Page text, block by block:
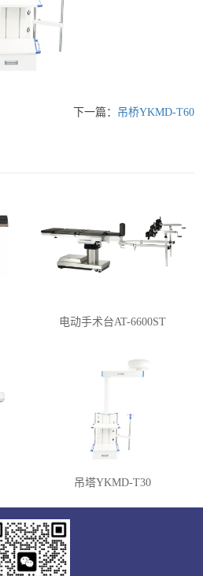
下一篇： 吊桥YKMD-T60
电动手术台AT-6600ST
吊塔YKMD-T30